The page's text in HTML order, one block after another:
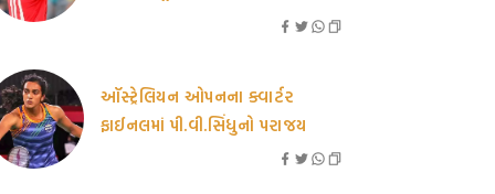
ઑસ્ટ્રેલિયન ઓપનના ક્વાર્ટર
ફાઈનલમાં પી.વી.સિંધુનો પરાજય